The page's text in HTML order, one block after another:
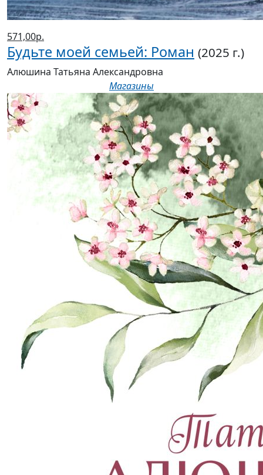
571,00р.
Будьте моей семьей: Роман (2025 г.)
Алюшина Татьяна Александровна
Магазины